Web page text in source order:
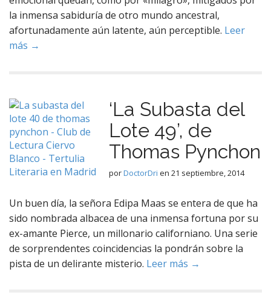
la inmensa sabiduría de otro mundo ancestral,
afortunadamente aún latente, aún perceptible. Leer
más →
‘La Subasta del
Lote 49’, de
Thomas Pynchon
porDoctorDri en 21 septiembre, 2014
Un buen día, la señora Edipa Maas se entera de que ha
sido nombrada albacea de una inmensa fortuna por su
ex-amante Pierce, un millonario californiano. Una serie
de sorprendentes coincidencias la pondrán sobre la
pista de un delirante misterio. Leer más →